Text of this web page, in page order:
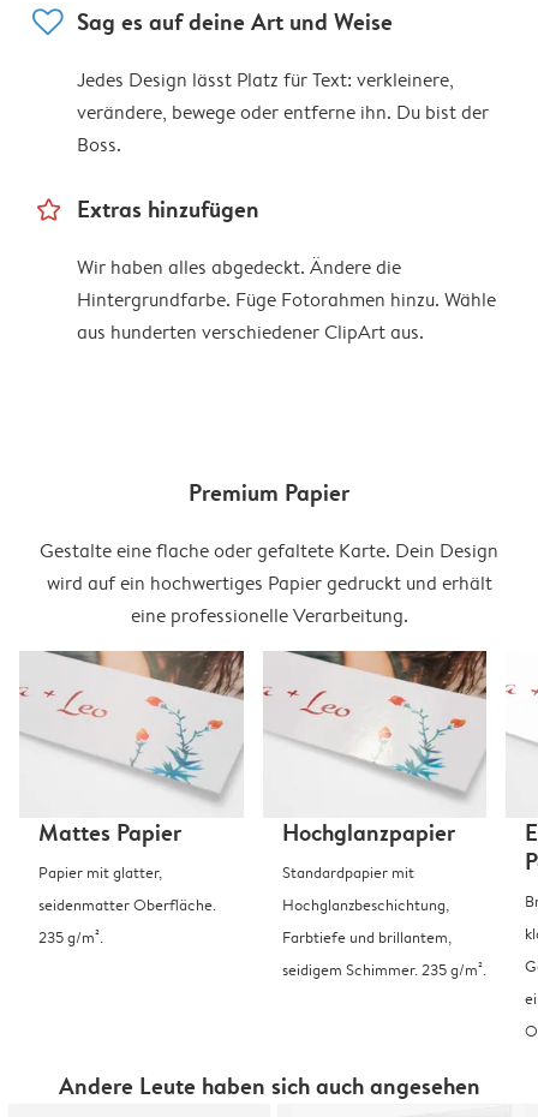
heart Sag es auf deine Art und Weise
Jedes Design lässt Platz für Text: verkleinere,
verändere, bewege oder entferne ihn. Du bist der
Boss.
star_outline Extras hinzufügen
Wir haben alles abgedeckt. Ändere die
Hintergrundfarbe. Füge Fotorahmen hinzu. Wähle
aus hunderten verschiedener ClipArt aus.
Premium Papier
Gestalte eine flache oder gefaltete Karte. Dein Design
wird auf ein hochwertiges Papier gedruckt und erhält
eine professionelle Verarbeitung.
Mattes Papier
Papier mit glatter,
seidenmatter Oberfläche.
235 g/m².
Hochglanzpapier
Standardpapier mit
Hochglanzbeschichtung,
Farbtiefe und brillantem,
seidigem Schimmer. 235 g/m².
Andere Leute haben sich auch angesehen